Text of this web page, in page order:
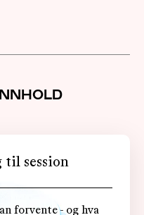
til session
forvente - og hva